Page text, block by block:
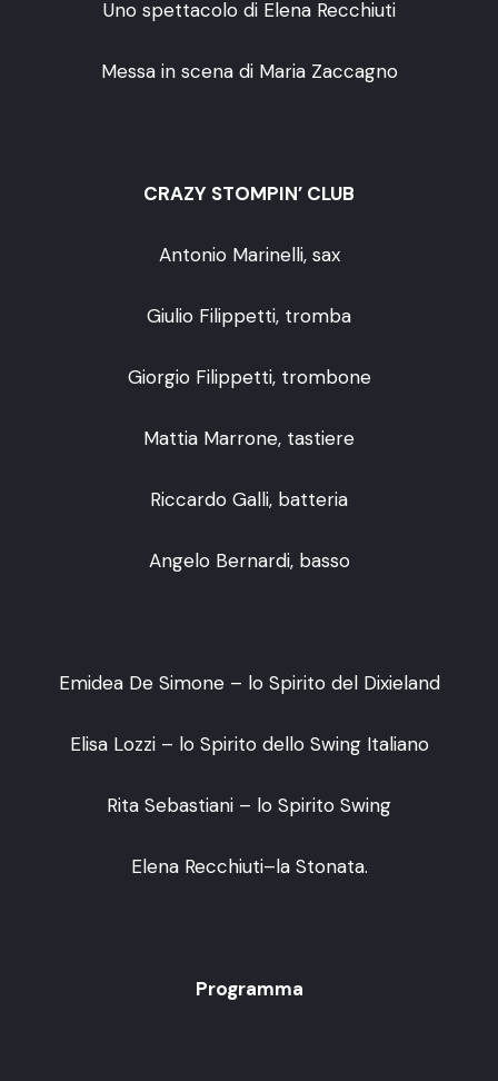
Uno spettacolo di Elena Recchiuti
Messa in scena di Maria Zaccagno
CRAZY STOMPIN’ CLUB
Antonio Marinelli, sax
Giulio Filippetti, tromba
Giorgio Filippetti, trombone
Mattia Marrone, tastiere
Riccardo Galli, batteria
Angelo Bernardi, basso
Emidea De Simone – lo Spirito del Dixieland
Elisa Lozzi – lo Spirito dello Swing Italiano
Rita Sebastiani – lo Spirito Swing
Elena Recchiuti–la Stonata.
Programma